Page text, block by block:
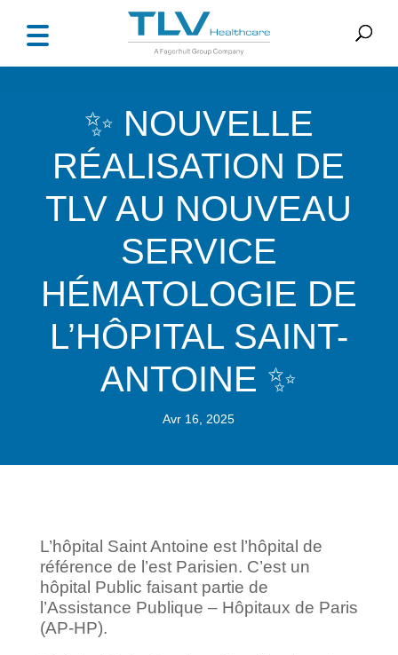
✨ NOUVELLE
RÉALISATION DE
TLV AU NOUVEAU
SERVICE
HÉMATOLOGIE DE
L’HÔPITAL SAINT-
ANTOINE ✨
Avr 16, 2025
L’hôpital Saint Antoine est l’hôpital de
référence de l’est Parisien. C’est un
hôpital Public faisant partie de
l’Assistance Publique – Hôpitaux de Paris
(AP-HP).